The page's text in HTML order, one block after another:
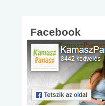
Facebook